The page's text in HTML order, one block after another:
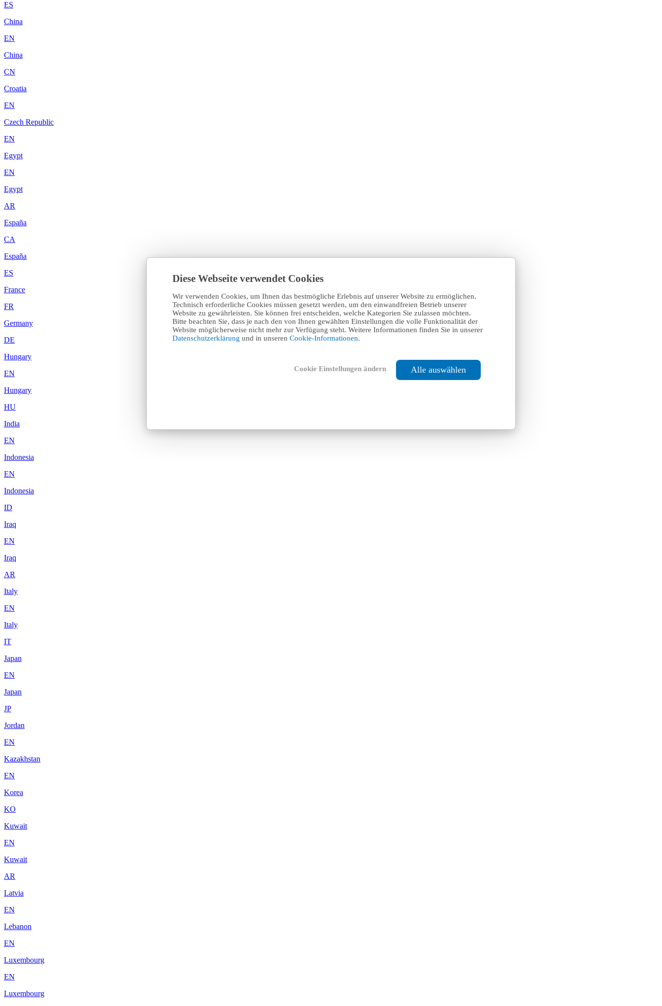
Diese Webseite verwendet Cookies
Wir verwenden Cookies, um Ihnen das bestmögliche Erlebnis auf unserer Website zu ermöglichen.
Technisch erforderliche Cookies müssen gesetzt werden, um den einwandfreien Betrieb unserer
Website zu gewährleisten. Sie können frei entscheiden, welche Kategorien Sie zulassen möchten.
Bitte beachten Sie, dass je nach den von Ihnen gewählten Einstellungen die volle Funktionalität der
Website möglicherweise nicht mehr zur Verfügung steht. Weitere Informationen finden Sie in unserer
Datenschutzerklärung und in unseren Cookie-Informationen.
Cookie Einstellungen ändern Alle auswählen
ES
China
EN
China
CN
Croatia
EN
Czech Republic
EN
Egypt
EN
Egypt
AR
España
CA
España
ES
France
FR
Germany
DE
Hungary
EN
Hungary
HU
India
EN
Indonesia
EN
Indonesia
ID
Iraq
EN
Iraq
AR
Italy
EN
Italy
IT
Japan
EN
Japan
JP
Jordan
EN
Kazakhstan
EN
Korea
KO
Kuwait
EN
Kuwait
AR
Latvia
EN
Lebanon
EN
Luxembourg
EN
Luxembourg